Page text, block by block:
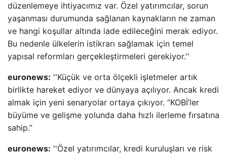
düzenlemeye ihtiyacımız var. Özel yatırımcılar, sorun
yaşanması durumunda sağlanan kaynakların ne zaman
ve hangi koşullar altında iade edileceğini merak ediyor.
Bu nedenle ülkelerin istikrarı sağlamak için temel
yapısal reformları gerçekleştirmeleri gerekiyor.''
euronews: ''Küçük ve orta ölçekli işletmeler artık
birlikte hareket ediyor ve dünyaya açılıyor. Ancak kredi
almak için yeni senaryolar ortaya çıkıyor. “KOBİ’ler
büyüme ve gelişme yolunda daha hızlı ilerleme fırsatına
sahip.”
euronews: ''Özel yatırımcılar, kredi kuruluşları ve risk